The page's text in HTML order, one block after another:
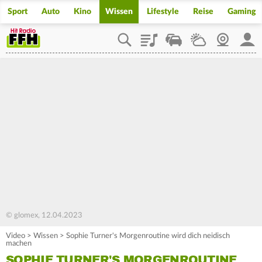
Sport Auto Kino Wissen Lifestyle Reise Gaming
PlaylistStaupilotWetterWebcam
© glomex, 12.04.2023
Video > Wissen > Sophie Turner's Morgenroutine wird dich neidisch
machen